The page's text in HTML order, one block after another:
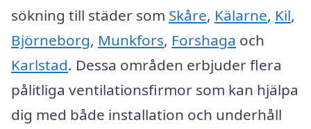
sökning till städer som Skåre, Kälarne, Kil,
Björneborg, Munkfors, Forshaga och
Karlstad. Dessa områden erbjuder flera
pålitliga ventilationsfirmor som kan hjälpa
dig med både installation och underhåll